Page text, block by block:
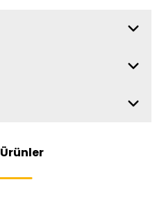
Ürünler